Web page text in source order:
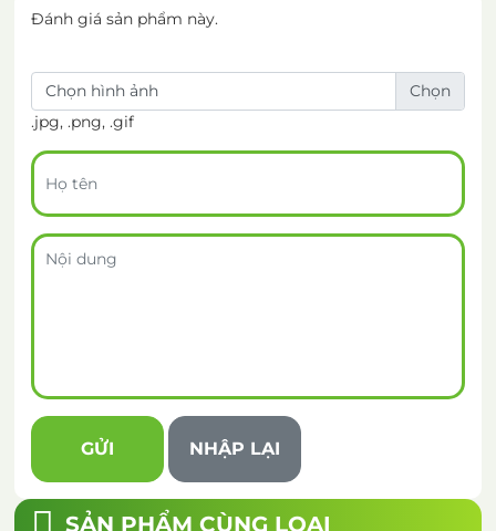
Đánh giá sản phẩm này.
Chọn hình ảnh
.jpg, .png, .gif
SẢN PHẨM CÙNG LOẠI